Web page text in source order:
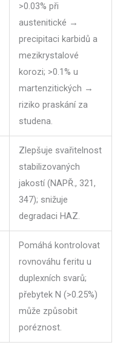
>0.03% při
austenitické →
precipitaci karbidů a
mezikrystalové
korozi; >0.1% u
martenzitických →
riziko praskání za
studena.
Zlepšuje svařitelnost
stabilizovaných
jakostí (NAPŘ., 321,
347); snižuje
degradaci HAZ.
Pomáhá kontrolovat
rovnováhu feritu u
duplexních svarů;
přebytek N (>0.25%)
může způsobit
poréznost.